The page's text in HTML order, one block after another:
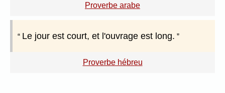
Proverbe arabe
Le jour est court, et l'ouvrage est long.
Proverbe hébreu